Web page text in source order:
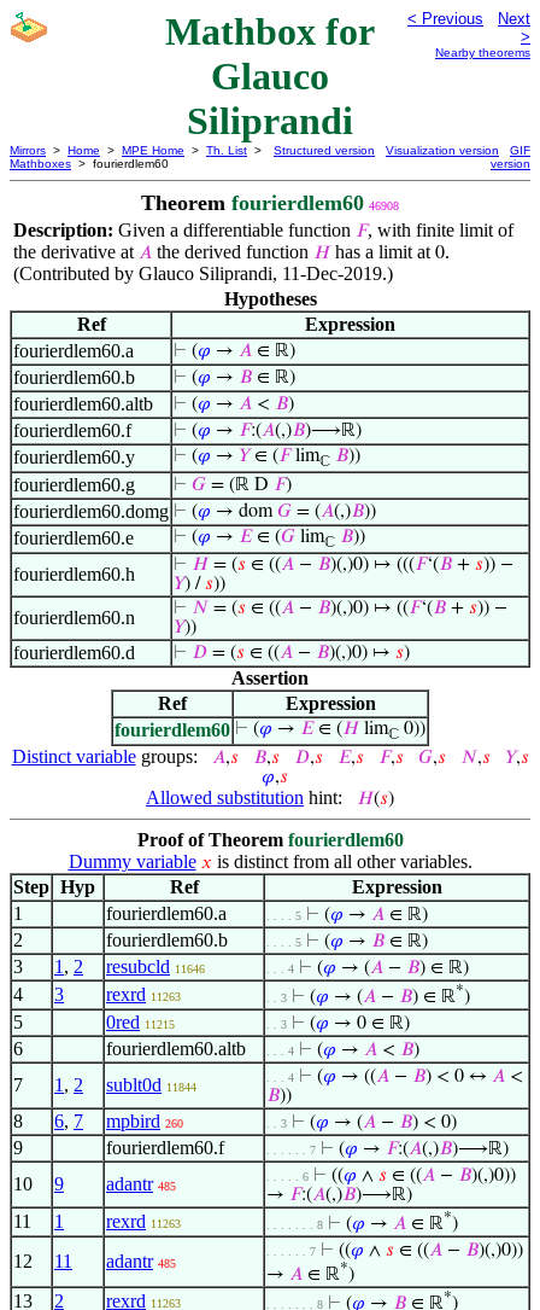
Mathbox for
Glauco
Siliprandi
< Previous
Next
>
Nearby theorems
Mirrors > Home > MPE Home > Th. List >
Mathboxes > fourierdlem60
Structured version Visualization version
GIF
version
Theorem fourierdlem60 46908
Description: Given a differentiable function 𝐹, with finite limit of
the derivative at 𝐴 the derived function 𝐻has a limit at 0.
(Contributed by Glauco Siliprandi, 11-Dec-2019.)
Hypotheses
Ref
Expression
fourierdlem60.a
⊢ (𝜑 → 𝐴 ∈ ℝ)
fourierdlem60.b ⊢ (𝜑 → 𝐵 ∈ ℝ)
fourierdlem60.altb ⊢ (𝜑 → 𝐴 < 𝐵)
fourierdlem60.f ⊢ (𝜑 → 𝐹:(𝐴(,)𝐵)⟶ℝ)
fourierdlem60.y ⊢ (𝜑 → 𝑌∈ (𝐹limℂ 𝐵))
fourierdlem60.g ⊢ 𝐺 = (ℝ D 𝐹)
fourierdlem60.domg ⊢ (𝜑 → dom𝐺 = (𝐴(,)𝐵))
fourierdlem60.e ⊢ (𝜑 → 𝐸∈ (𝐺 limℂ 𝐵))
fourierdlem60.h ⊢ 𝐻 = (𝑠 ∈ ((𝐴 − 𝐵)(,)0) ↦ (((𝐹‘(𝐵 + 𝑠)) −
𝑌) /𝑠))
fourierdlem60.n ⊢ 𝑁 = (𝑠 ∈ ((𝐴 − 𝐵)(,)0) ↦ ((𝐹‘(𝐵 + 𝑠)) −
𝑌))
fourierdlem60.d ⊢ 𝐷 = (𝑠 ∈ ((𝐴 − 𝐵)(,)0) ↦ 𝑠)
Assertion
Ref
Expression
fourierdlem60 ⊢ (𝜑 → 𝐸∈ (𝐻 limℂ 0))
Distinct variablegroups: 𝐴,𝑠 𝐵,𝑠 𝐷,𝑠 𝐸,𝑠 𝐹,𝑠 𝐺,𝑠 𝑁,𝑠 𝑌,𝑠
𝜑,𝑠
Allowed substitution hint: 𝐻(𝑠)
Proof of Theorem fourierdlem60
Dummy variable 𝑥 is distinct from all other variables.
Step Hyp Ref
Expression
1
fourierdlem60.a . . . . 5 ⊢ (𝜑 → 𝐴 ∈ ℝ)
2 fourierdlem60.b . . . . 5 ⊢ (𝜑 → 𝐵 ∈ ℝ)
3 1 , 2 resubcld 11646 . . . 4 ⊢ (𝜑 → (𝐴 − 𝐵) ∈ ℝ)
4 3 rexrd 11263 . . 3 ⊢ (𝜑 → (𝐴 − 𝐵) ∈ ℝ*)
5 0red 11215 . . 3 ⊢ (𝜑 → 0 ∈ ℝ)
6 fourierdlem60.altb . . . 4 ⊢ (𝜑 → 𝐴 < 𝐵)
7 1 , 2 sublt0d 11844
. . . 4 ⊢ (𝜑 → ((𝐴 − 𝐵) < 0 ↔ 𝐴 <
𝐵))
8 6, 7 mpbird 260 . . 3 ⊢ (𝜑 → (𝐴 − 𝐵) < 0)
9 fourierdlem60.f . . . . . . 7 ⊢ (𝜑 → 𝐹:(𝐴(,)𝐵)⟶ℝ)
10 9 adantr 485
. . . . . 6 ⊢ ((𝜑 ∧ 𝑠 ∈ ((𝐴 − 𝐵)(,)0))
→ 𝐹:(𝐴(,)𝐵)⟶ℝ)
11 1 rexrd 11263 . . . . . . . 8 ⊢ (𝜑 → 𝐴 ∈ ℝ*)
12 11 adantr 485
. . . . . . 7 ⊢ ((𝜑 ∧ 𝑠 ∈ ((𝐴 − 𝐵)(,)0))
→ 𝐴 ∈ ℝ*)
13 2 rexrd 11263 . . . . . . . 8 ⊢ (𝜑 → 𝐵 ∈ ℝ*)